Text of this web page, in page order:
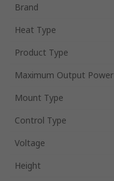
Brand
Heat Type
Product Type
Maximum Output Power
Mount Type
Control Type
Voltage
Height